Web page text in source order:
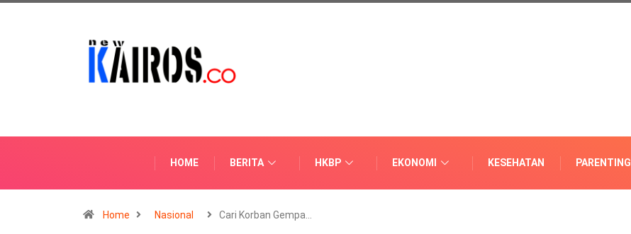
HOME BERITA HKBP EKONOMI KESEHATAN PARENTING
Home Nasional Cari Korban Gempa…